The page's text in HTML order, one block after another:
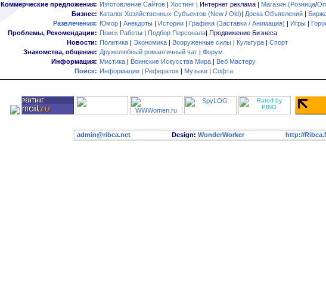
Коммерческие предложения: Изготовление Сайтов | Хостинг | Интернет реклама | Магазин (Розница/
Бизнес: Каталог Хозяйственных Субъектов (New / Old)| Доска Объявлений |
Развлечения: Юмор | Анекдоты | Истории | Графика (Заставки / Анимация) | Игры |
Проблемы, Рекомендации: Поиск Работы | Подбор Персонала| Продвижение Бизнеса
Новости: Политика | Экономика | Вооруженные силы | Культура | Спорт
Знакомства, общение: Дружелюбный романтичный чат | Форум
Информация: Мистика | Воинские Искусства Мира | Веб Мастеру
Поиск: Информации | Рефератов | Музыки | Софта
admin@ribca.netDesign: WonderWorker http://